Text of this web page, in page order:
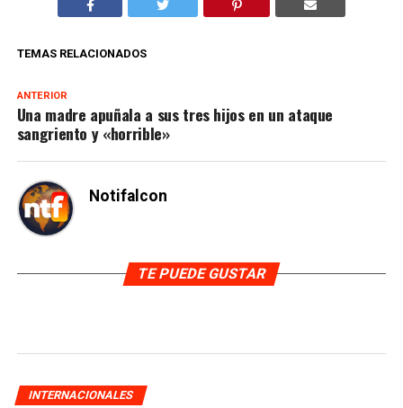
TEMAS RELACIONADOS
ANTERIOR
Una madre apuñala a sus tres hijos en un ataque
sangriento y «horrible»
Notifalcon
TE PUEDE GUSTAR
INTERNACIONALES